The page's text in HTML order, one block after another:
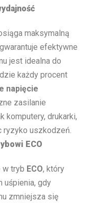
maksymalną
efektywne
jest idealna do
każdy procent
napięcie
zasilanie
komputery, drukarki,
uszkodzeń.
ECO
w tryb ECO, który
uśpienia, gdy
zmniejsza się